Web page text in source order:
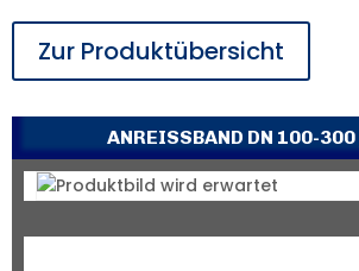
Zur Produktübersicht
ANREISSBAND DN 100-300